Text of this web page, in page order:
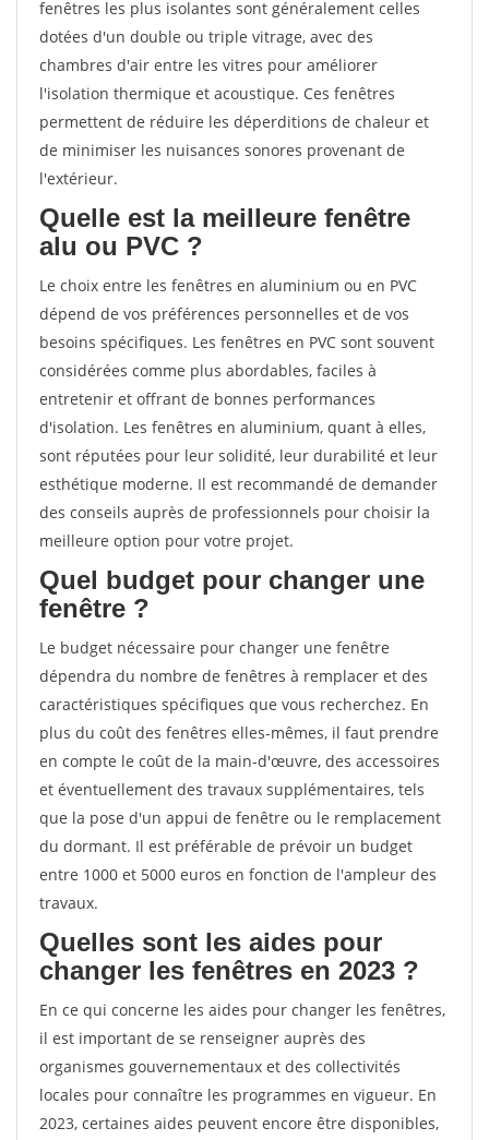
fenêtres les plus isolantes sont généralement celles
dotées d'un double ou triple vitrage, avec des
chambres d'air entre les vitres pour améliorer
l'isolation thermique et acoustique. Ces fenêtres
permettent de réduire les déperditions de chaleur et
de minimiser les nuisances sonores provenant de
l'extérieur.
Quelle est la meilleure fenêtre
alu ou PVC ?
Le choix entre les fenêtres en aluminium ou en PVC
dépend de vos préférences personnelles et de vos
besoins spécifiques. Les fenêtres en PVC sont souvent
considérées comme plus abordables, faciles à
entretenir et offrant de bonnes performances
d'isolation. Les fenêtres en aluminium, quant à elles,
sont réputées pour leur solidité, leur durabilité et leur
esthétique moderne. Il est recommandé de demander
des conseils auprès de professionnels pour choisir la
meilleure option pour votre projet.
Quel budget pour changer une
fenêtre ?
Le budget nécessaire pour changer une fenêtre
dépendra du nombre de fenêtres à remplacer et des
caractéristiques spécifiques que vous recherchez. En
plus du coût des fenêtres elles-mêmes, il faut prendre
en compte le coût de la main-d'œuvre, des accessoires
et éventuellement des travaux supplémentaires, tels
que la pose d'un appui de fenêtre ou le remplacement
du dormant. Il est préférable de prévoir un budget
entre 1000 et 5000 euros en fonction de l'ampleur des
travaux.
Quelles sont les aides pour
changer les fenêtres en 2023 ?
En ce qui concerne les aides pour changer les fenêtres,
il est important de se renseigner auprès des
organismes gouvernementaux et des collectivités
locales pour connaître les programmes en vigueur. En
2023, certaines aides peuvent encore être disponibles,